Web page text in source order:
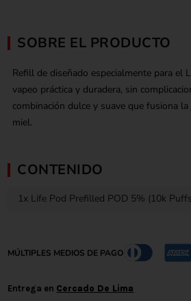
SOBRE EL PRODUCTO
Refill de diseñado especialmente para el
vapeo práctica y duradera, sin
combinación dulce y suave que fusiona
miel.
CONTENIDO
1x Life Pod Prefilled POD 5% (10k
MÚLTIPLES MEDIOS DE PAGO
Entrega en Cercado De Lima